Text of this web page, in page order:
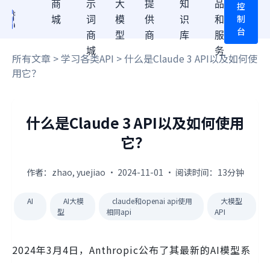
商
城
示
词
商
城
大
模
型
提
供
商
知
识
库
品
和
服
务
控
制
台
所有文章 >学习各类API > 什么是Claude 3 API以及如何使
用它？
什么是Claude 3 API以及如何使用
它？
作者：zhao, yuejiao · 2024-11-01 · 阅读时间：13分钟
AI
AI大模
型
claude和openai api使用
相同api
大模型
API
2024年3月4日，Anthropic公布了其最新的AI模型系